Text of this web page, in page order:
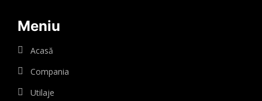
Meniu
Acasă
Compania
Utilaje